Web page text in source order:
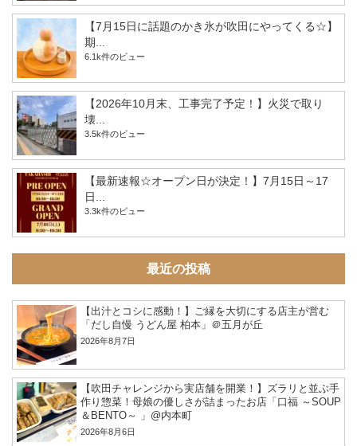
【7月15日に話題のかき氷が吹田にやってくる☆】
期...
6.1k件のビュー
【2026年10月末、工事完了予定！】火災で取り
壊...
3.5k件のビュー
【最新速報☆オープン日が決定！】7月15日～17
日...
3.3k件のビュー
最近の投稿
【出汁とコシに感動！】ご縁を大切にする店主が営む
「だし自慢 うどん屋 柏本」＠五月が丘
2026年8月7日
【吹田チャレンジから実店舗を開業！】ズラリと並ぶ手
作り惣菜！母娘の優しさが詰まったお店「口福 ～SOUP
＆BENTO～ 」@内本町
2026年8月6日